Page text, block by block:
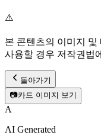
⚠️
본 콘텐츠의 이미지 및
사용할 경우 저작권법
돌아가기
📷카드 이미지 보기
A
AI Generated